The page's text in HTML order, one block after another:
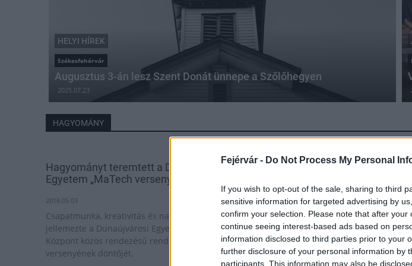
Fejérvár - Do Not Process My Personal
If you wish to opt-out of the sale, sharing to third
sensitive information for targeted advertising by
confirm your selection. Please note that after
continue seeing interest-based ads based on
information disclosed to third parties prior to your
further disclosure of your personal information by
participants. This information may also be
HELYI HÍREK
Székesfehérvár
Augusztus 3-án lesz Szent Donát ünnepe a Szőlőhegyen
2025.07.23
HAGYOMÁNY
Hagyományt teremtett a Dunaújvárosi
Egyetem „MaTech versenye„
2018.05.03
Csapatmunka, kreativitás és nagyszerű hangulat
jellemezte a Dunaújvárosi Egyetem és a Klebelsberg
Központ közös rendezésű rendhagyó matematika
versenyének döntőjét.
Hét végén tartották
2017.10.12
Rokonok, rég nem látott
ebédhez egy jó beszélgetésre.